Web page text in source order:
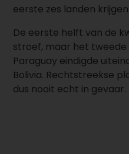
eerste zes landen
De eerste helft van de
stroef, maar het
Paraguay eindigde
Bolivia. Rechtstreekse
dus nooit echt in gevaar.